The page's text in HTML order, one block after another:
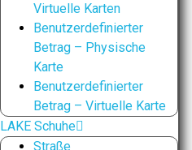
Virtuelle Karten
Benutzerdefinierter
Betrag – Physische
Karte
Benutzerdefinierter
Betrag – Virtuelle Karte
LAKE Schuhe
Straße